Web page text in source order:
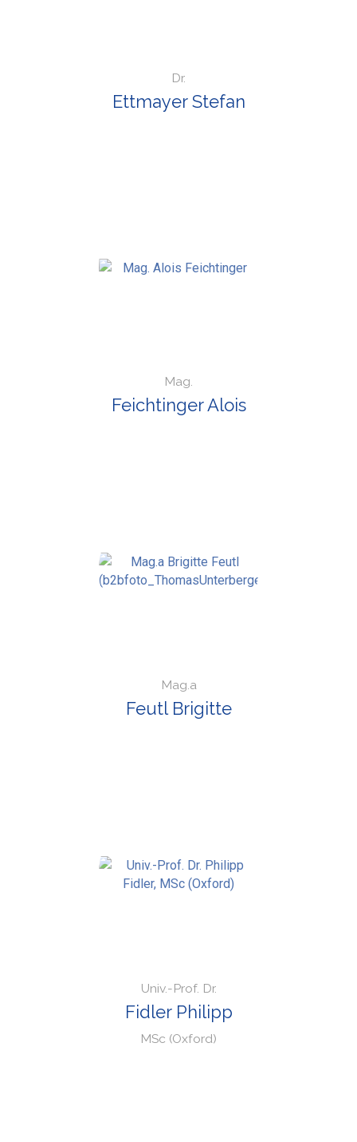
Dr.
Ettmayer Stefan
Mag.
Feichtinger Alois
Mag.a
Feutl Brigitte
Univ.-Prof. Dr.
Fidler Philipp
MSc (Oxford)